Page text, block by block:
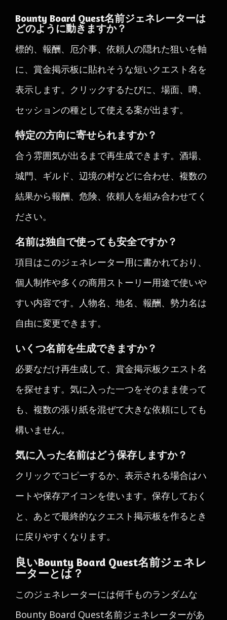
Bounty Board Quest名前ジェネレーターは
どのように動きますか？
標的、報酬、厄介事、依頼人の隠れた狙いを軸
に、賞金掲示板に貼れそうな短いクエスト名を
表示します。クリックするたびに、場面、噂、
セッションの種として使える案が出ます。
特定の方向に寄せられますか？
合う雰囲気が出るまで再生成できます。酒場、
城門、ギルド、辺境の村などに合わせ、複数の
結果から報酬、危険、依頼人を組み合わせてく
ださい。
名前は独自で使っても安全ですか？
項目はこのジェネレーター用に書かれており、
個人制作や多くの商用ストーリー用途で使いや
すい内容です。人物名、地名、報酬、勢力名は
自由に変更できます。
いくつ名前を生成できますか？
必要なだけ再生成して、賞金掲示板クエスト名
を探せます。気に入った一つをそのまま使って
も、複数の張り紙を混ぜて大きな依頼にしても
構いません。
気に入った名前はどう保存しますか？
クリックでコピーするか、表示される場合はハ
ートや保存アイコンを使います。保存しておく
と、あとで最終的なクエスト掲示板を作るとき
に戻りやすくなります。
良いBounty Board Quest名前ジェネレ
ーターとは？
このジェネレーターには何千ものランダムな
Bounty Board Quest名前ジェネレーターがあ